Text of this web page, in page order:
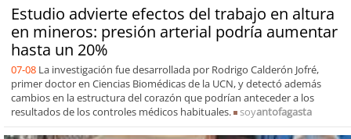
Estudio advierte efectos del trabajo en altura
en mineros: presión arterial podría aumentar
hasta un 20%
07-08 La investigación fue desarrollada por Rodrigo Calderón Jofré,
primer doctor en Ciencias Biomédicas de la UCN, y detectó además
cambios en la estructura del corazón que podrían anteceder a los
resultados de los controles médicos habituales.
soyantofagasta